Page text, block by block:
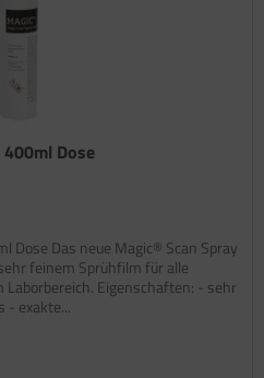
Dose
Dose Das neue Magic® Scan Spray
feinem Sprühfilm für alle
Eigenschaften: - sehr
- exakte...